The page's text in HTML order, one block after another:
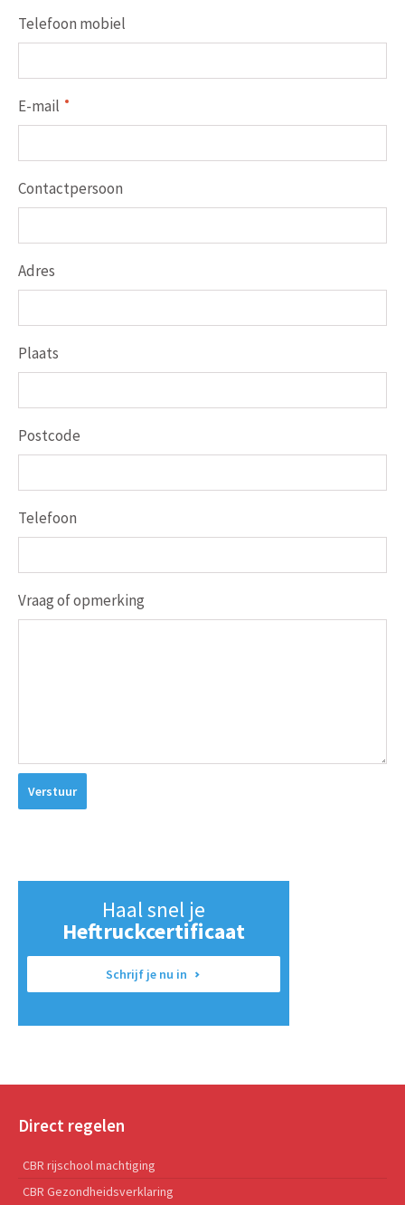
Telefoon mobiel
E-mail
Contactpersoon
Adres
Plaats
Postcode
Telefoon
Vraag of opmerking
Verstuur
Haal snel je
Heftruckcertificaat
Schrijf je nu in
Direct regelen
CBR rijschool machtiging
CBR Gezondheidsverklaring